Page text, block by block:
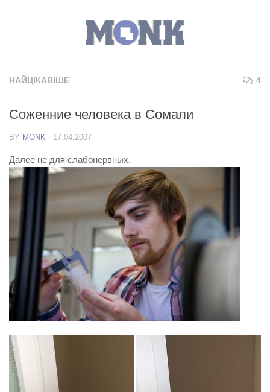
НАЙЦІКАВІШЕ 4
Соженние человека в Сомали
BY MONK · 17.04.2007
Далее не для слабонервных.